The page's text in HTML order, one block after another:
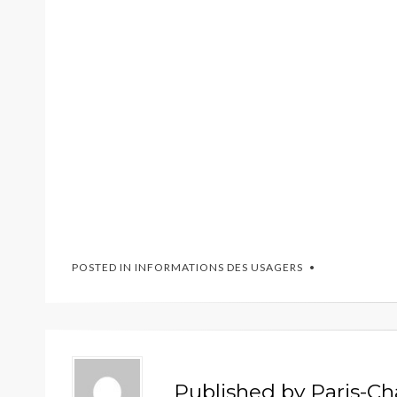
POSTED IN INFORMATIONS DES USAGERS
Published by Paris-